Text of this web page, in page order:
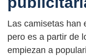
Las camisetas han
pero es a partir de
empiezan a